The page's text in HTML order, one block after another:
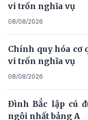
vi trốn nghĩa vụ
08/08/2026
Chính quy hóa cơ
vi trốn nghĩa vụ
08/08/2026
Đình Bắc lập cú
ngôi nhất bảng A